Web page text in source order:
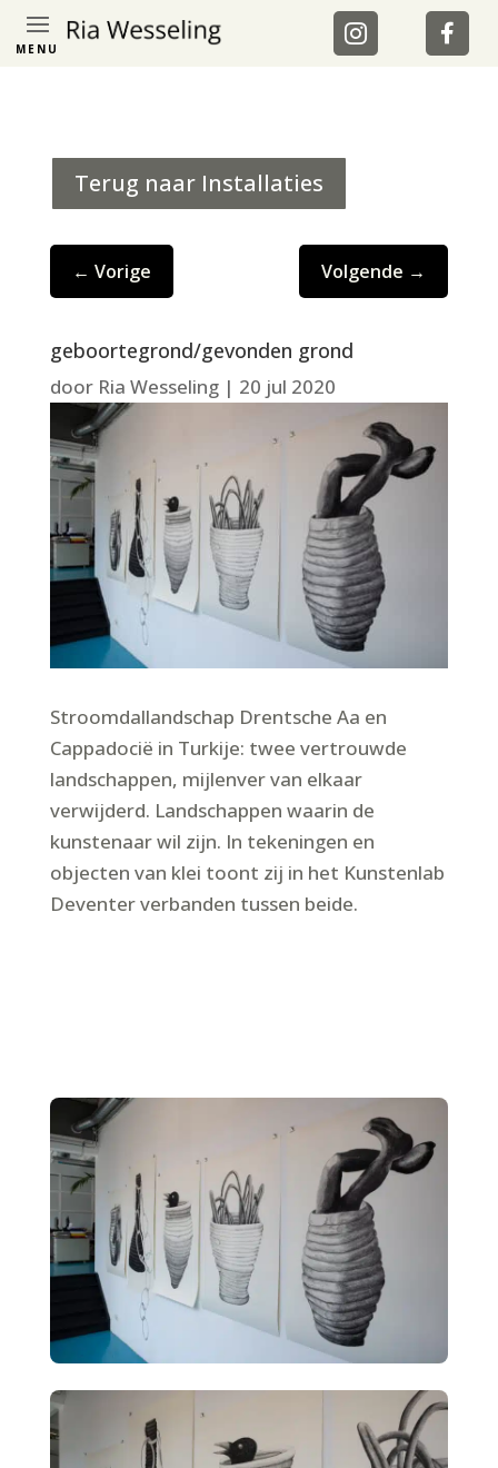
MENU
Terug naar Installaties
← Vorige Volgende →
geboortegrond/gevonden grond
door Ria Wesseling| 20 jul 2020
Stroomdallandschap Drentsche Aa en
Cappadocië in Turkije: twee vertrouwde
landschappen, mijlenver van elkaar
verwijderd. Landschappen waarin de
kunstenaar wil zijn. In tekeningen en
objecten van klei toont zij in het Kunstenlab
Deventer verbanden tussen beide.